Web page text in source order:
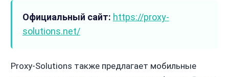
Официальный сайт: https://proxy-
solutions.net/
Proxy-Solutions также предлагает мобильные